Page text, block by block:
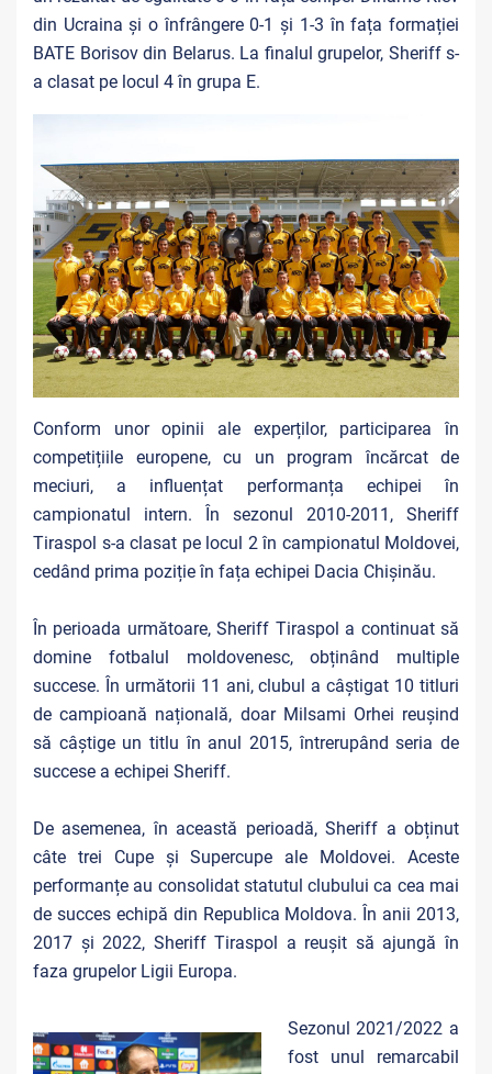
din Ucraina și o înfrângere 0-1 și 1-3 în fața formației
BATE Borisov din Belarus. La finalul grupelor, Sheriff s-
a clasat pe locul 4 în grupa E.
Conform unor opinii ale experților, participarea în
competițiile europene, cu un program încărcat de
meciuri, a influențat performanța echipei în
campionatul intern. În sezonul 2010-2011, Sheriff
Tiraspol s-a clasat pe locul 2 în campionatul Moldovei,
cedând prima poziție în fața echipei Dacia Chișinău.
În perioada următoare, Sheriff Tiraspol a continuat să
domine fotbalul moldovenesc, obținând multiple
succese. În următorii 11 ani, clubul a câștigat 10 titluri
de campioană națională, doar Milsami Orhei reușind
să câștige un titlu în anul 2015, întrerupând seria de
succese a echipei Sheriff.
De asemenea, în această perioadă, Sheriff a obținut
câte trei Cupe și Supercupe ale Moldovei. Aceste
performanțe au consolidat statutul clubului ca cea mai
de succes echipă din Republica Moldova. În anii 2013,
2017 și 2022, Sheriff Tiraspol a reușit să ajungă în
faza grupelor Ligii Europa.
Sezonul 2021/2022 a
fost unul remarcabil